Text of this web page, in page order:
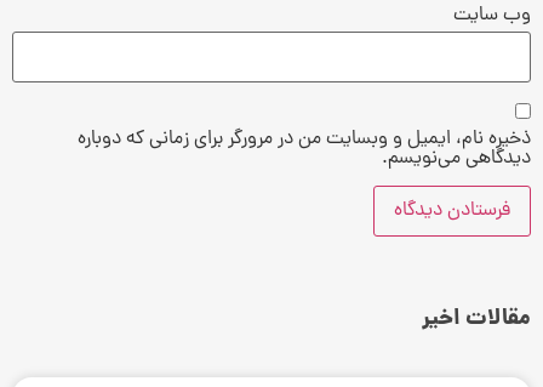
وب‌ سایت
ذخیره نام، ایمیل و وبسایت من در مرورگر برای زمانی که دوباره
دیدگاهی می‌نویسم.
مقالات اخیر